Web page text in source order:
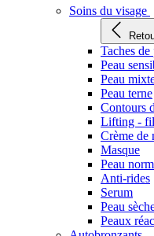
Soins du visage
Taches
Peau
Peau
Peau terne
Contours
Lifting -
Crème de
Masque
Peau
Anti-rides
Serum
Peau
Peaux